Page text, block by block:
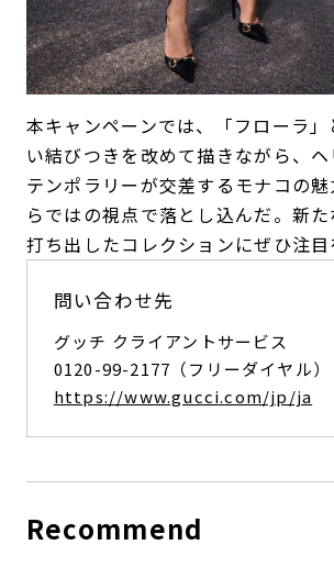
本キャンペーンでは、「フローラ
い結びつきを改めて描きながら、
テンポラリーが交差するモナコの
らではの視点で落とし込んだ。新
打ち出したコレクションにぜひ注目
問い合わせ先
グッチ クライアントサービス
0120-99-2177（フリーダイヤル）
https://www.gucci.com/jp/ja
Recommend